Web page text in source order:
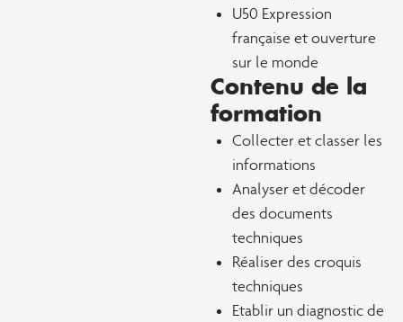
U50 Expression
française et ouverture
sur le monde
Contenu de la
formation
Collecter et classer les
informations
Analyser et décoder
des documents
techniques
Réaliser des croquis
techniques
Etablir un diagnostic de